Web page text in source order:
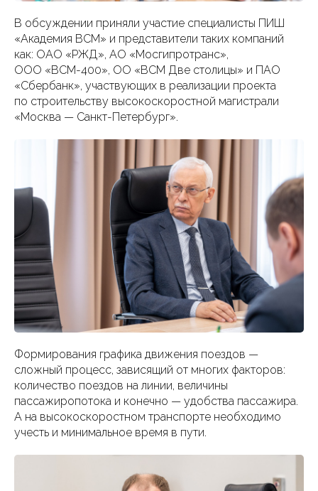
В обсуждении приняли участие специалисты ПИШ
«Академия ВСМ» и представители таких компаний
как: ОАО «РЖД», АО «Мосгипротранс»,
ООО «ВСМ-400», ОО «ВСМ Две столицы» и ПАО
«Сбербанк», участвующих в реализации проекта
по строительству высокоскоростной магистрали
«Москва — Санкт-Петербург».
Формирования графика движения поездов —
сложный процесс, зависящий от многих факторов:
количество поездов на линии, величины
пассажиропотока и конечно — удобства пассажира.
А на высокоскоростном транспорте необходимо
учесть и минимальное время в пути.